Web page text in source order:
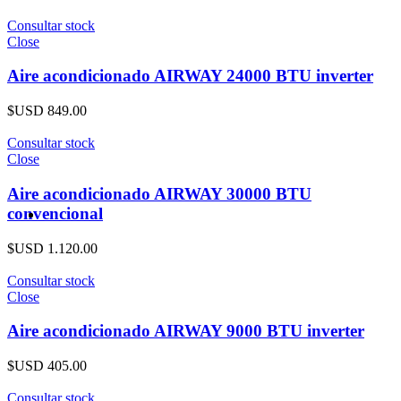
Consultar stock
Close
Aire acondicionado AIRWAY 24000 BTU inverter
$USD 849.00
Consultar stock
Close
Aire acondicionado AIRWAY 30000 BTU
convencional
$USD 1.120.00
Consultar stock
Close
Aire acondicionado AIRWAY 9000 BTU inverter
$USD 405.00
Consultar stock